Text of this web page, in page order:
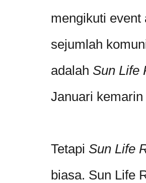
mengikuti event
sejumlah
adalah Sun Life
Januari kemarin
Tetapi Sun Life
biasa. Sun Life